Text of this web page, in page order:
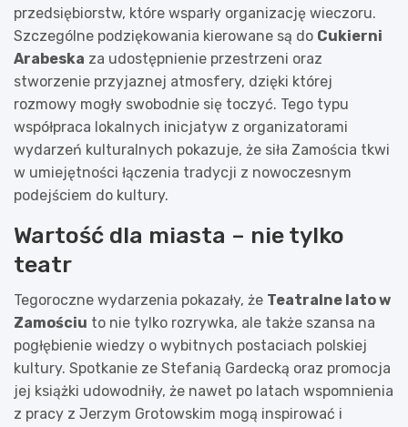
przedsiębiorstw, które wsparły organizację wieczoru.
Szczególne podziękowania kierowane są do Cukierni
Arabeska za udostępnienie przestrzeni oraz
stworzenie przyjaznej atmosfery, dzięki której
rozmowy mogły swobodnie się toczyć. Tego typu
współpraca lokalnych inicjatyw z organizatorami
wydarzeń kulturalnych pokazuje, że siła Zamościa tkwi
w umiejętności łączenia tradycji z nowoczesnym
podejściem do kultury.
Wartość dla miasta – nie tylko
teatr
Tegoroczne wydarzenia pokazały, że Teatralne lato w
Zamościu to nie tylko rozrywka, ale także szansa na
pogłębienie wiedzy o wybitnych postaciach polskiej
kultury. Spotkanie ze Stefanią Gardecką oraz promocja
jej książki udowodniły, że nawet po latach wspomnienia
z pracy z Jerzym Grotowskim mogą inspirować i